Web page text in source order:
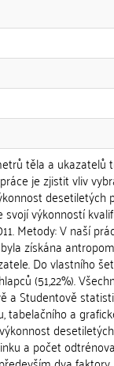
těla a ukazatelů
je zjistit vliv
desetiletých
výkonností
Metody: V naší
získána
Do vlastního
(51,22%).
a Studentově
a
a počet